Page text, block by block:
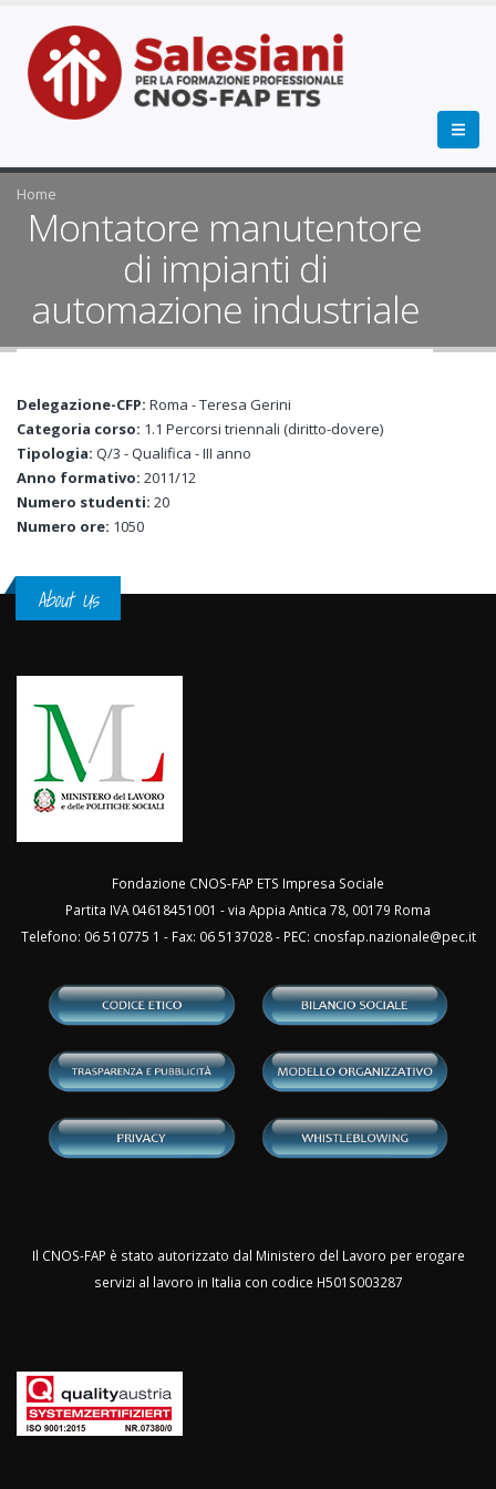
Home
Montatore manutentore
di impianti di
automazione industriale
Delegazione-CFP: Roma - Teresa Gerini
Categoria corso: 1.1 Percorsi triennali (diritto-dovere)
Tipologia: Q/3 - Qualifica - III anno
Anno formativo: 2011/12
Numero studenti: 20
Numero ore: 1050
About Us
Fondazione CNOS-FAP ETS Impresa Sociale
Partita IVA 04618451001 - via Appia Antica 78, 00179 Roma
Telefono: 06 510775 1 - Fax: 06 5137028 - PEC: cnosfap.nazionale@pec.it
Il CNOS-FAP è stato autorizzato dal Ministero del Lavoro per erogare
servizi al lavoro in Italia con codice H501S003287